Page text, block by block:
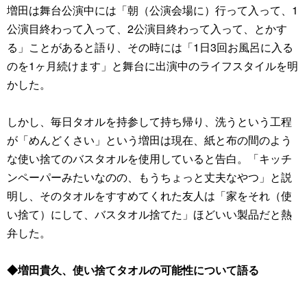
増田は舞台公演中には「朝（公演会場に）行って入って、1
公演目終わって入って、2公演目終わって入って、とかす
る」ことがあると語り、その時には「1日3回お風呂に入る
のを1ヶ月続けます」と舞台に出演中のライフスタイルを明
かした。
しかし、毎日タオルを持参して持ち帰り、洗うという工程
が「めんどくさい」という増田は現在、紙と布の間のよう
な使い捨てのバスタオルを使用していると告白。「キッチ
ンペーパーみたいなのの、もうちょっと丈夫なやつ」と説
明し、そのタオルをすすめてくれた友人は「家をそれ（使
い捨て）にして、バスタオル捨てた」ほどいい製品だと熱
弁した。
◆増田貴久、使い捨てタオルの可能性について語る